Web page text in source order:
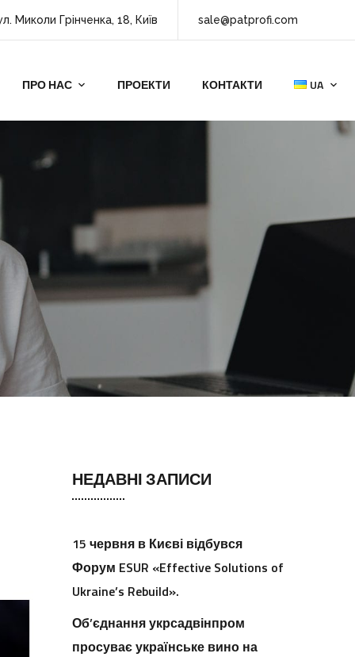
Миколи Грінченка, 18, Київ sale@patprofi.com
ПРО НАС ПРОЕКТИ КОНТАКТИ UA
НЕДАВНІ ЗАПИСИ
15 червня в Києві відбувся
Форум ESUR «Effective Solutions of
Ukraine’s Rebuild».
Об’єднання укрсадвінпром
просуває українське вино на